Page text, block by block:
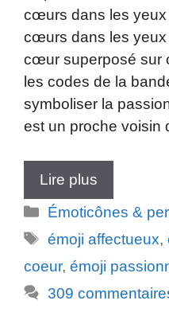
cœurs dans les yeux
cœurs dans les yeux
cœur superposé sur
les codes de la
symboliser la
est un proche voisin
Lire plus
Catégories
Émoticônes &
Étiquettes
émoji affectueux,
coeur, émoji
309